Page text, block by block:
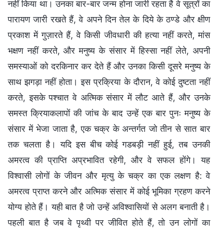
नहीं किया था। उनका बार-बार जन्म होना जारी रहता है वे सूत्रों का
पारायण जारी रखते हैं, वे अपने दिन तेल के दिये के ठण्डे और क्षीण
प्रकाश में गुज़ारते हैं, वे किसी जीवधारी की हत्या नहीं करते, मांस
भक्षण नहीं करते, और मनुष्य के संसार में हिस्सा नहीं लेते, अपनी
समस्याओं को दरकिनार कर देते हैं और उनका किसी दूसरे मनुष्य के
साथ झगड़ा नहीं होता। इस प्रक्रिया के दौरान, वे कोई दुष्टता नहीं
करते, इसके पश्चात वे अत्मिक संसार में लौट आते हैं, और उनके
समस्त क्रियाकलापों की जांच के बाद उन्हें एक बार पुनः मनुष्य के
संसार में भेजा जाता है, एक चक्र के अन्तर्गत जो तीन से सात बार
तक चलता है। यदि इस बीच कोई गडबड़ी नहीं हुई, तब उनकी
अमरत्व की प्राप्ति अप्रभावित रहेगी, और वे सफल होंगे। यह
विश्वासी लोगों के जीवन और मृत्यु के चक्र का एक लक्षण है: वे
अमरत्व प्राप्त करने और अत्मिक संसार में कोई भूमिका ग्रहण करने
योग्य होते हैं। यही बात है जो उन्हें अविश्वासियों से अलग बनाती है।
पहली बात है जब वे पृथ्वी पर जीवित होते हैं, तो उन लोगों का